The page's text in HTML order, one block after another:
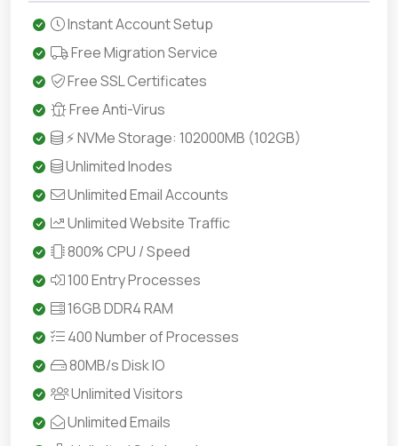
Instant Account Setup
Free Migration Service
Free SSL Certificates
Free Anti-Virus
⚡ NVMe Storage: 102000MB (102GB)
Unlimited Inodes
Unlimited Email Accounts
Unlimited Website Traffic
800% CPU / Speed
100 Entry Processes
16GB DDR4 RAM
400 Number of Processes
80MB/s Disk IO
Unlimited Visitors
Unlimited Emails